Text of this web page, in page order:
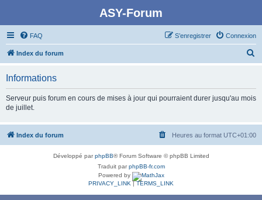
ASY-Forum
FAQ Connexion
S’enregistrer
Index du forum
c
Informations
Serveur puis forum en cours de mises à jour qui pourraient durer jusqu'au mois
de juillet.
Index du forum Heures au format UTC+01:00
Développé parphpBB® Forum Software © phpBB Limited
Traduit parphpBB-fr.com
Powered by
PRIVACY_LINK |TERMS_LINK